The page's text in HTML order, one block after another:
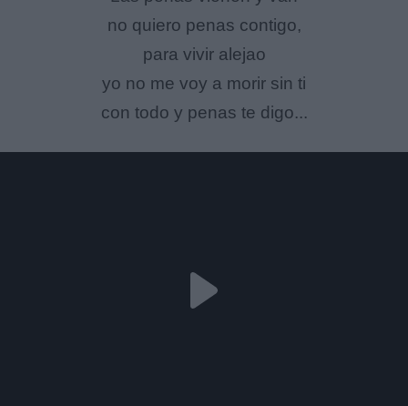
no quiero penas contigo,
para vivir alejao
yo no me voy a morir sin ti
con todo y penas te digo...